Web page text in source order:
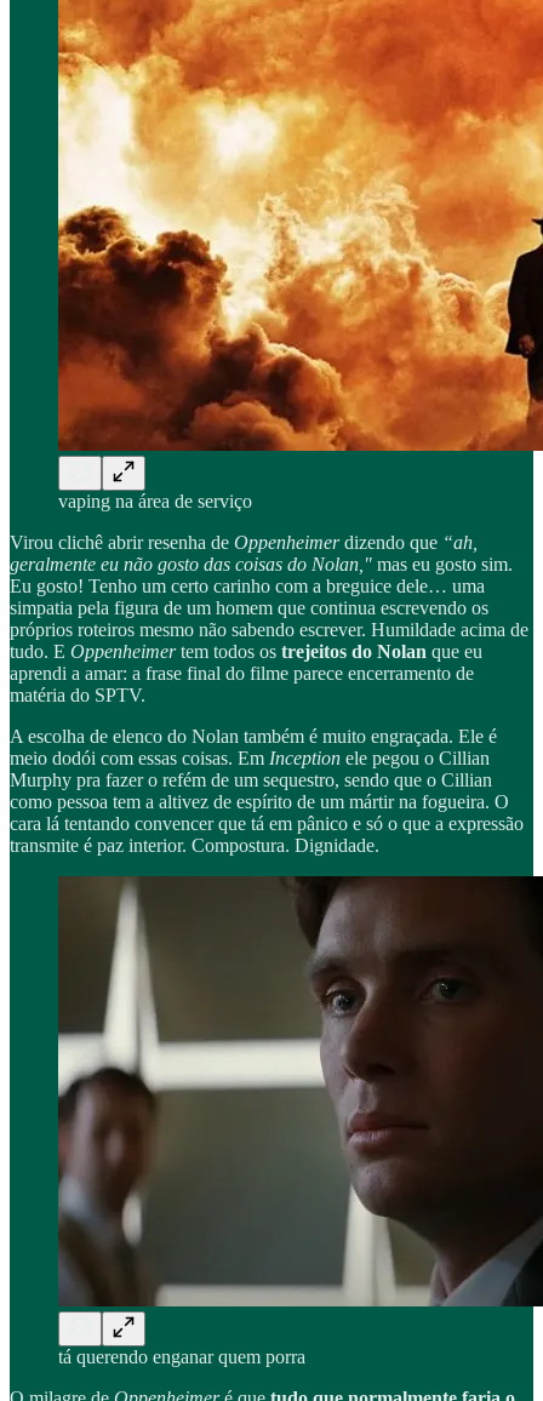
vaping na área de serviço
Virou clichê abrir resenha de Oppenheimerdizendo que “ah,
geralmente eu não gosto das coisas do Nolan," mas eu gosto sim.
Eu gosto! Tenho um certo carinho com a breguice dele… uma
simpatia pela figura de um homem que continua escrevendo os
próprios roteiros mesmo não sabendo escrever. Humildade acima de
tudo. E Oppenheimertem todos os trejeitos do Nolan que eu
aprendi a amar: a frase final do filme parece encerramento de
matéria do SPTV.
A escolha de elenco do Nolan também é muito engraçada. Ele é
meio dodói com essas coisas. Em Inception ele pegou o Cillian
Murphy pra fazer o refém de um sequestro, sendo que o Cillian
como pessoa tem a altivez de espírito de um mártir na fogueira. O
cara lá tentando convencer que tá em pânico e só o que a expressão
transmite é paz interior. Compostura. Dignidade.
tá querendo enganar quem porra